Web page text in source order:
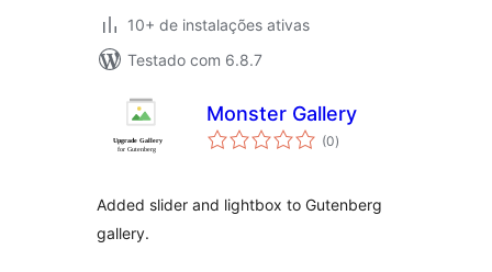
10+ de instalações ativas
Testado com 6.8.7
Monster Gallery
(0total
de
)
Added slider and lightbox to Gutenberg
gallery.